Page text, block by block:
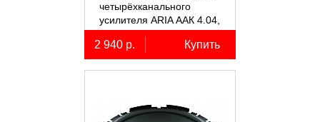
четырёхканального
усилителя ARIA ААК 4.04,
4AWG, miniANL 60А,
омедненный алюминий
(ССА)
2 940 р. Купить